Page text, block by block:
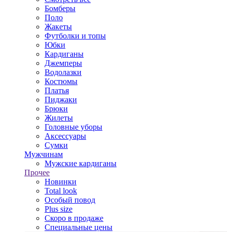
Бомберы
Поло
Жакеты
Футболки и топы
Юбки
Кардиганы
Джемперы
Водолазки
Костюмы
Платья
Пиджаки
Брюки
Жилеты
Головные уборы
Аксессуары
Сумки
Мужчинам
Мужские кардиганы
Прочее
Новинки
Total look
Особый повод
Plus size
Скоро в продаже
Специальные цены